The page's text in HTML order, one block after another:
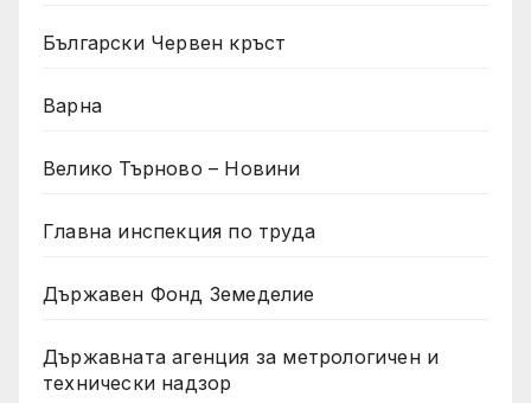
Български Червен кръст
Варна
Велико Търново – Новини
Главна инспекция по труда
Държавен Фонд Земеделие
Държавната агенция за метрологичен и
технически надзор